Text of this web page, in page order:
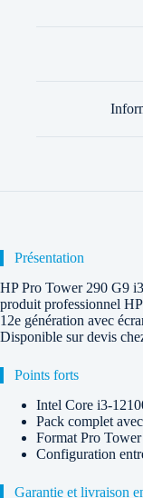
Présentation
HP Pro Tower 290 G9
produit professionnel
12e génération avec
Disponible sur devis
Points forts
Intel Core i3-
Pack complet
Format Pro
Configuration
Garantie et livraison